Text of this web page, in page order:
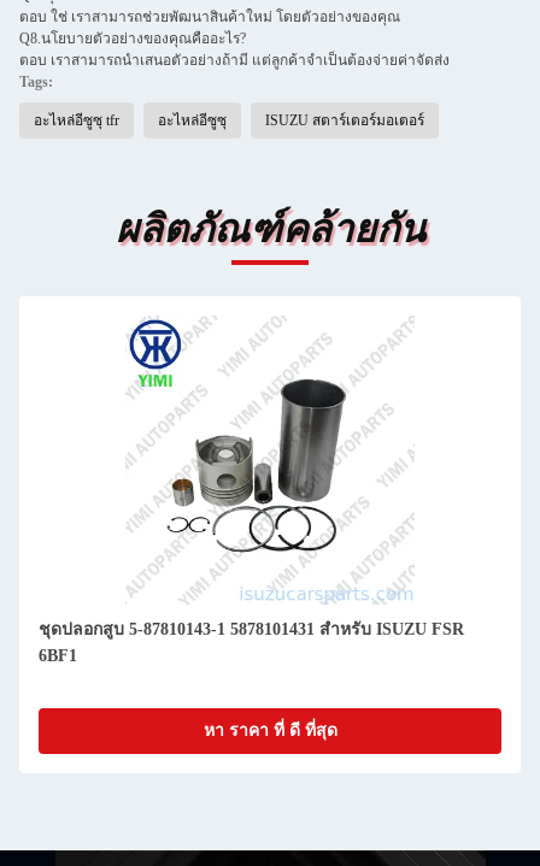
ตอบ ใช่ เราสามารถช่วยพัฒนาสินค้าใหม่ โดยตัวอย่างของคุณ
Q8.นโยบายตัวอย่างของคุณคืออะไร?
ตอบ เราสามารถนําเสนอตัวอย่างถ้ามี แต่ลูกค้าจําเป็นต้องจ่ายค่าจัดส่ง
Tags:
อะไหล่อีซูซุ tfr อะไหล่อีซูซุ ISUZU สตาร์เตอร์มอเตอร์
ผลิตภัณฑ์คล้ายกัน
ชุดปลอกสูบ 5-87810143-1 5878101431 สำหรับ ISUZU FSR
6BF1
หา ราคา ที่ ดี ที่สุด